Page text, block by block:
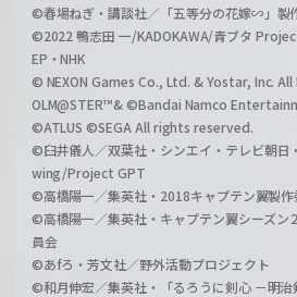
©春場ねぎ・講談社／「五等分の花嫁∽」製
©2022 鴨志田 一/KADOKAWA/青ブタ
EP・NHK
© NEXON Games Co., Ltd. & Yostar, Inc.
OLM@STER™& ©Bandai Namco
©ATLUS ©SEGA All rights reserved.
©臼井儀人／双葉社・シンエイ・テレビ朝
wing/Project GPT
©高橋陽一／集英社・2018キャプテン翼製作
©高橋陽一／集英社・キャプテン翼シーズン
員会
©あfろ・芳文社／野外活動プロジェクト
©和月伸宏／集英社・「るろうに剣心 －明